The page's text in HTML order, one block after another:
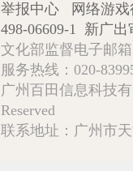
举报中心
网络游
498-06609-1 新广出
文化部监督电子邮
服务热线：020-
广州百田信息科技
Reserved
联系地址：广州市